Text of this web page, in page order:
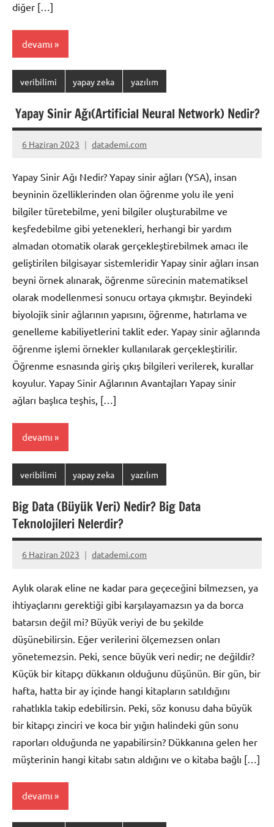
diğer […]
devamı
veribilimi yapay zeka yazılım
Yapay Sinir Ağı(Artificial Neural Network) Nedir?
6 Haziran 2023 datademi.com
Yorum
Yapay Sinir Ağı Nedir? Yapay sinir ağları (YSA), insan
beyninin özelliklerinden olan öğrenme yolu ile yeni
bilgiler türetebilme, yeni bilgiler oluşturabilme ve
keşfedebilme gibi yetenekleri, herhangi bir yardım
almadan otomatik olarak gerçekleştirebilmek amacı ile
geliştirilen bilgisayar sistemleridir Yapay sinir ağları insan
beyni örnek alınarak, öğrenme sürecinin matematiksel
olarak modellenmesi sonucu ortaya çıkmıştır. Beyindeki
biyolojik sinir ağlarının yapısını, öğrenme, hatırlama ve
genelleme kabiliyetlerini taklit eder. Yapay sinir ağlarında
öğrenme işlemi örnekler kullanılarak gerçekleştirilir.
Öğrenme esnasında giriş çıkış bilgileri verilerek, kurallar
koyulur. Yapay Sinir Ağlarının Avantajları Yapay sinir
ağları başlıca teşhis, […]
devamı
veribilimi yapay zeka yazılım
Big Data (Büyük Veri) Nedir? Big Data
Teknolojileri Nelerdir?
6 Haziran 2023 datademi.com
Yorum
Aylık olarak eline ne kadar para geçeceğini bilmezsen, ya
ihtiyaçlarını gerektiği gibi karşılayamazsın ya da borca
batarsın değil mi? Büyük veriyi de bu şekilde
düşünebilirsin. Eğer verilerini ölçemezsen onları
yönetemezsin. Peki, sence büyük veri nedir; ne değildir?
Küçük bir kitapçı dükkanın olduğunu düşünün. Bir gün, bir
hafta, hatta bir ay içinde hangi kitapların satıldığını
rahatlıkla takip edebilirsin. Peki, söz konusu daha büyük
bir kitapçı zinciri ve koca bir yığın halindeki gün sonu
raporları olduğunda ne yapabilirsin? Dükkanına gelen her
müşterinin hangi kitabı satın aldığını ve o kitaba bağlı […]
devamı